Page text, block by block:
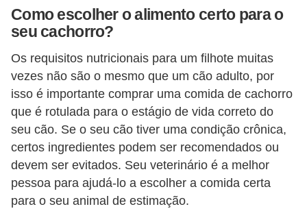
Como escolher o alimento certo para o
seu cachorro?
Os requisitos nutricionais para um filhote muitas
vezes não são o mesmo que um cão adulto, por
isso é importante comprar uma comida de cachorro
que é rotulada para o estágio de vida correto do
seu cão. Se o seu cão tiver uma condição crônica,
certos ingredientes podem ser recomendados ou
devem ser evitados. Seu veterinário é a melhor
pessoa para ajudá-lo a escolher a comida certa
para o seu animal de estimação.
a
ç
ã
o
e
a
l
i
m
e